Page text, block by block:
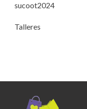
sucoot2024
Talleres